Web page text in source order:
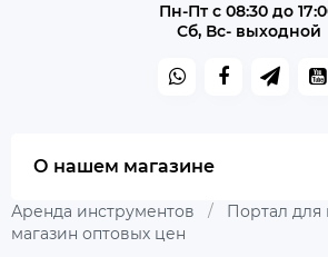
Пн-Пт с 08:30 до
Сб, Вс- выходной
О нашем магазине
Аренда инструментов / Портал
магазин оптовых цен